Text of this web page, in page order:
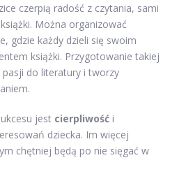
czerpią radość z czytania, sami
Można organizować
gdzie każdy dzieli się swoim
książki. Przygotowanie takiej
do literatury i tworzy
jest cierpliwość i
dziecka. Im więcej
chętniej będą po nie sięgać w